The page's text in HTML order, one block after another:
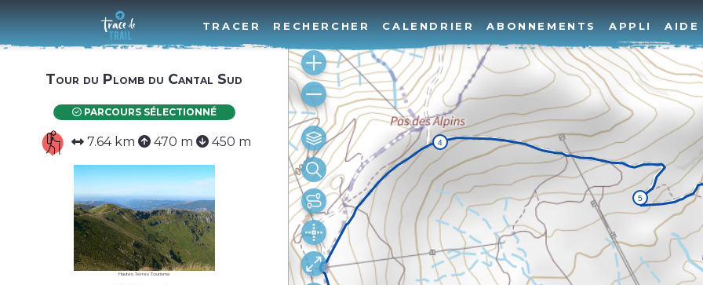
TRACER RECHERCHER CALENDRIER ABONNEMENTS APPLI AIDE
Tour du Plomb du Cantal Sud
PARCOURS SÉLECTIONNÉ
7.64 km 470 m 450 m
Hautes Terres Tourisme